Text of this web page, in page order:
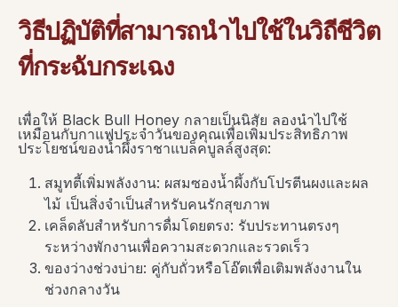
วิธีปฏิบัติที่สามารถนำไปใช้ในวิถีชีวิต
ที่กระฉับกระเฉง
เพื่อให้ Black Bull Honey กลายเป็นนิสัย ลองนำไปใช้
เหมือนกับกาแฟประจำวันของคุณเพื่อเพิ่มประสิทธิภาพ
ประโยชน์ของน้ำผึ้งราชาแบล็คบูลล์สูงสุด:
สมูทตี้เพิ่มพลังงาน: ผสมซองน้ำผึ้งกับโปรตีนผงและผล
ไม้ เป็นสิ่งจำเป็นสำหรับคนรักสุขภาพ
เคล็ดลับสำหรับการดื่มโดยตรง: รับประทานตรงๆ
ระหว่างพักงานเพื่อความสะดวกและรวดเร็ว
ของว่างช่วงบ่าย: คู่กับถั่วหรือโอ๊ตเพื่อเติมพลังงานใน
ช่วงกลางวัน